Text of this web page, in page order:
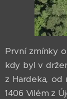
První zmínky
kdy byl v
z Hardeka, od
1406 Vilém z